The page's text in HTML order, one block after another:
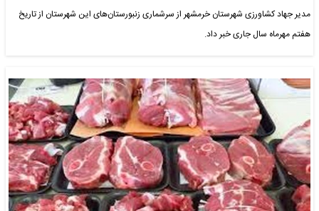
مدیر جهاد کشاورزی شهرستان خرمشهر از سرشماری زنبورستان‌های این شهرستان از تاریخ
هفتم مهرماه سال جاری خبر داد.